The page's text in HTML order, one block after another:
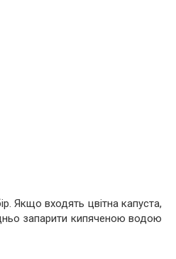
Якщо входять цвітна капуста,
запарити кипяченою водою